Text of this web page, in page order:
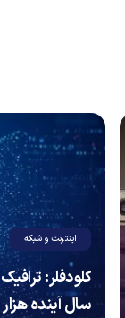
اینترنت و شبکه
سال آینده